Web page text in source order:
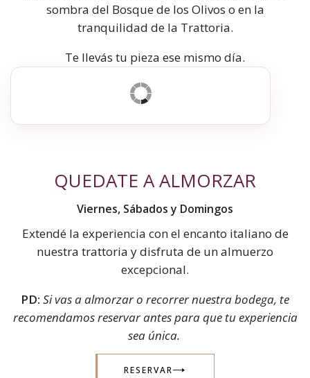
sombra del Bosque de los Olivos o en la
tranquilidad de la Trattoria.
Te llevás tu pieza ese mismo día.
QUEDATE A ALMORZAR
Viernes, Sábados y Domingos
Extendé la experiencia con el encanto italiano de
nuestra trattoria y disfruta de un almuerzo
excepcional.
PD: Si vas a almorzar o recorrer nuestra bodega, te
recomendamos reservar antes para que tu experiencia
sea única.
RESERVAR